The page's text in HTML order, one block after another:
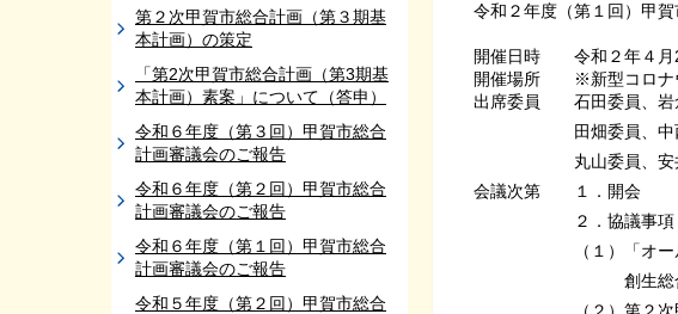
第２次甲賀市総合計画（第３期基
本計画）の策定
「第2次甲賀市総合計画（第3期基
本計画）素案」について（答申）
令和６年度（第３回）甲賀市総合
計画審議会のご報告
令和６年度（第２回）甲賀市総合
計画審議会のご報告
令和６年度（第１回）甲賀市総合
計画審議会のご報告
令和５年度（第２回）甲賀市総合
令和２年度（第１回）甲
開催日時 令和２年４月
開催場所 ※新型コロナウ
出席委員 石田委員、岩倉
田畑委員、中西委員、
丸山委員、安井委
会議次第 １．開会
２．協議事項
（１）「オール甲賀
創生総合戦略）」